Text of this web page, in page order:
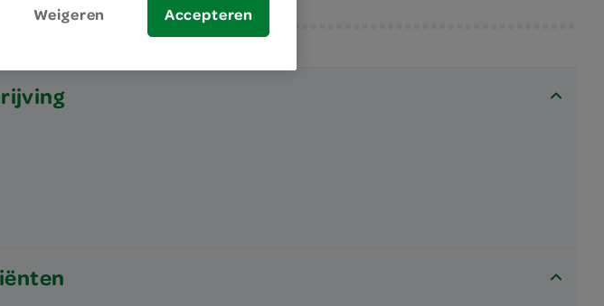
Weigeren Accepteren